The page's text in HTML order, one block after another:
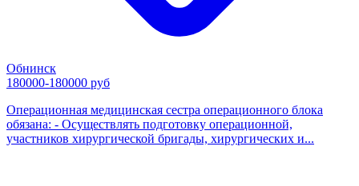
Обнинск
180000-180000 руб
Операционная медицинская сестра операционного блока
обязана: - Осуществлять подготовку операционной,
участников хирургической бригады, хирургических и...